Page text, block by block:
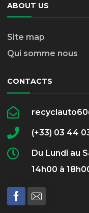
ABOUT US
Site map
Qui somme nous
CONTACTS
(+33) 03 44
Du Lundi au
14h00 à